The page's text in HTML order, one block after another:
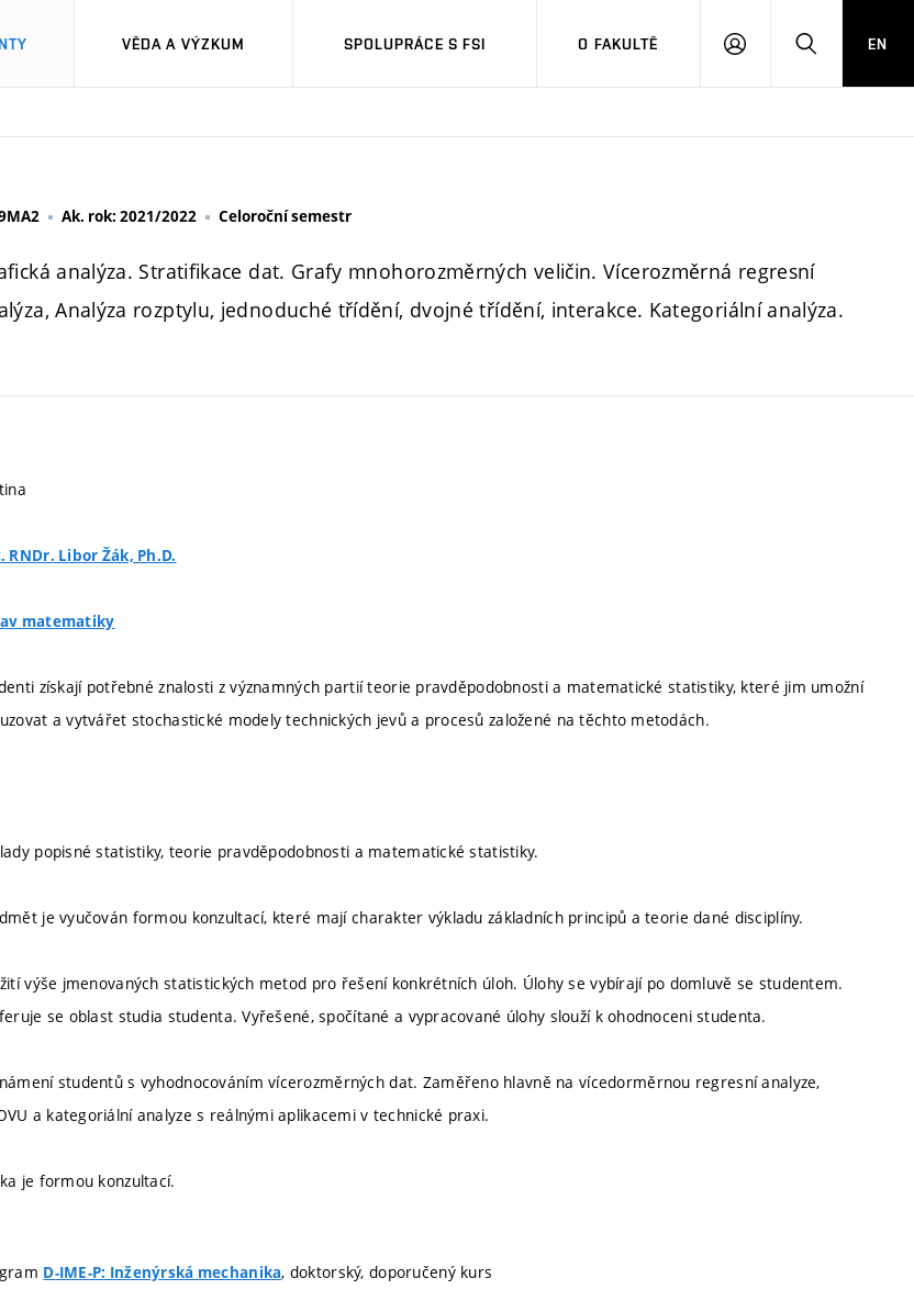
VĚDA A VÝZKUM SPOLUPRÁCE S FSI O FAKULTĚ
PŘIHLÁŠENÍHLEDAT
EN
Ak. rok: 2021/2022 Celoroční semestr
analýza. Stratifikace dat. Grafy mnohorozměrných veličin. Vícerozměrná regresní
Analýza rozptylu, jednoduché třídění, dvojné třídění, interakce. Kategoriální analýza.
RNDr. Libor Žák, Ph.D.
matematiky
získají potřebné znalosti z významných partií teorie pravděpodobnosti a matematické statistiky, které jim umožní
a vytvářet stochastické modely technických jevů a procesů založené na těchto metodách.
popisné statistiky, teorie pravděpodobnosti a matematické statistiky.
je vyučován formou konzultací, které mají charakter výkladu základních principů a teorie dané disciplíny.
výše jmenovaných statistických metod pro řešení konkrétních úloh. Úlohy se vybírají po domluvě se studentem.
se oblast studia studenta. Vyřešené, spočítané a vypracované úlohy slouží k ohodnoceni studenta.
studentů s vyhodnocováním vícerozměrných dat. Zaměřeno hlavně na vícedorměrnou regresní analyze,
a kategoriální analyze s reálnými aplikacemi v technické praxi.
je formou konzultací.
D-IME-P: Inženýrská mechanika, doktorský, doporučený kurs